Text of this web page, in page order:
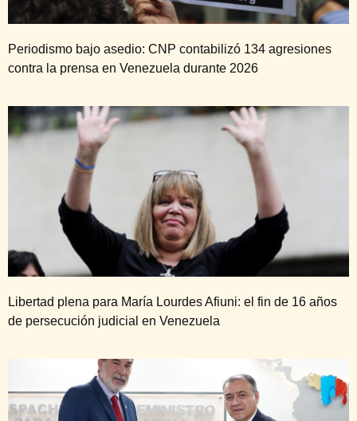
Periodismo bajo asedio: CNP contabilizó 134 agresiones
contra la prensa en Venezuela durante 2026
Libertad plena para María Lourdes Afiuni: el fin de 16 años
de persecución judicial en Venezuela